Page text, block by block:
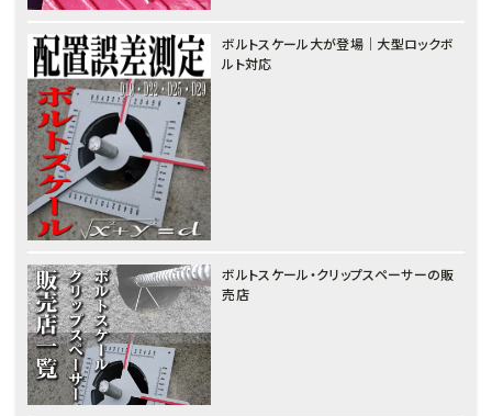
ボルトスケール大が登場｜大型ロックボ
ルト対応
ボルトスケール・クリップスペーサーの販
売店